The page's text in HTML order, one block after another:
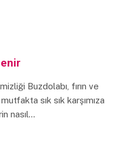
Buzdolabı, fırın ve
sık sık karşımıza
nasıl…